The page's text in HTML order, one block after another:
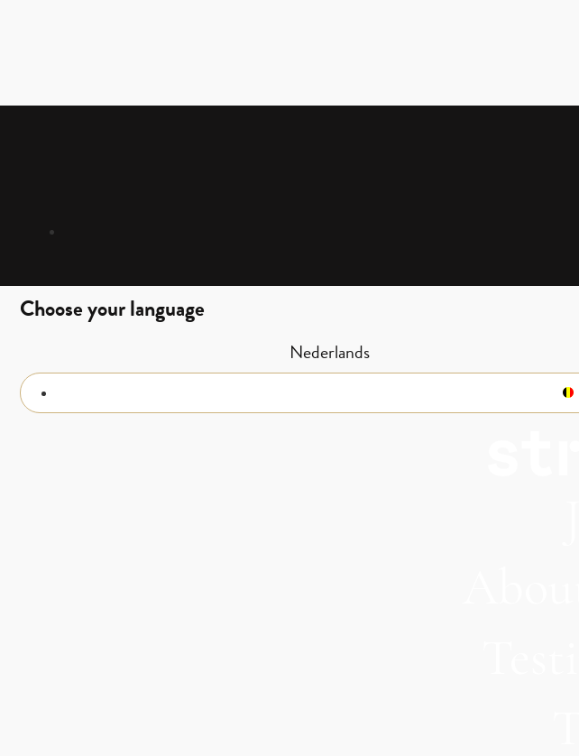
Choose your language
Nederlands